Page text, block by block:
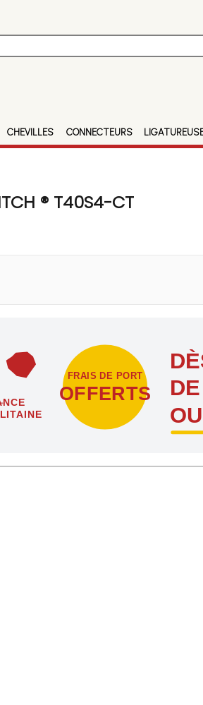
CHEVILLES CONNECTEURS
® T40S4-CT
FRAIS DE PORT
OFFERTS
4 sachets ou boîtes d'agrafes ou de